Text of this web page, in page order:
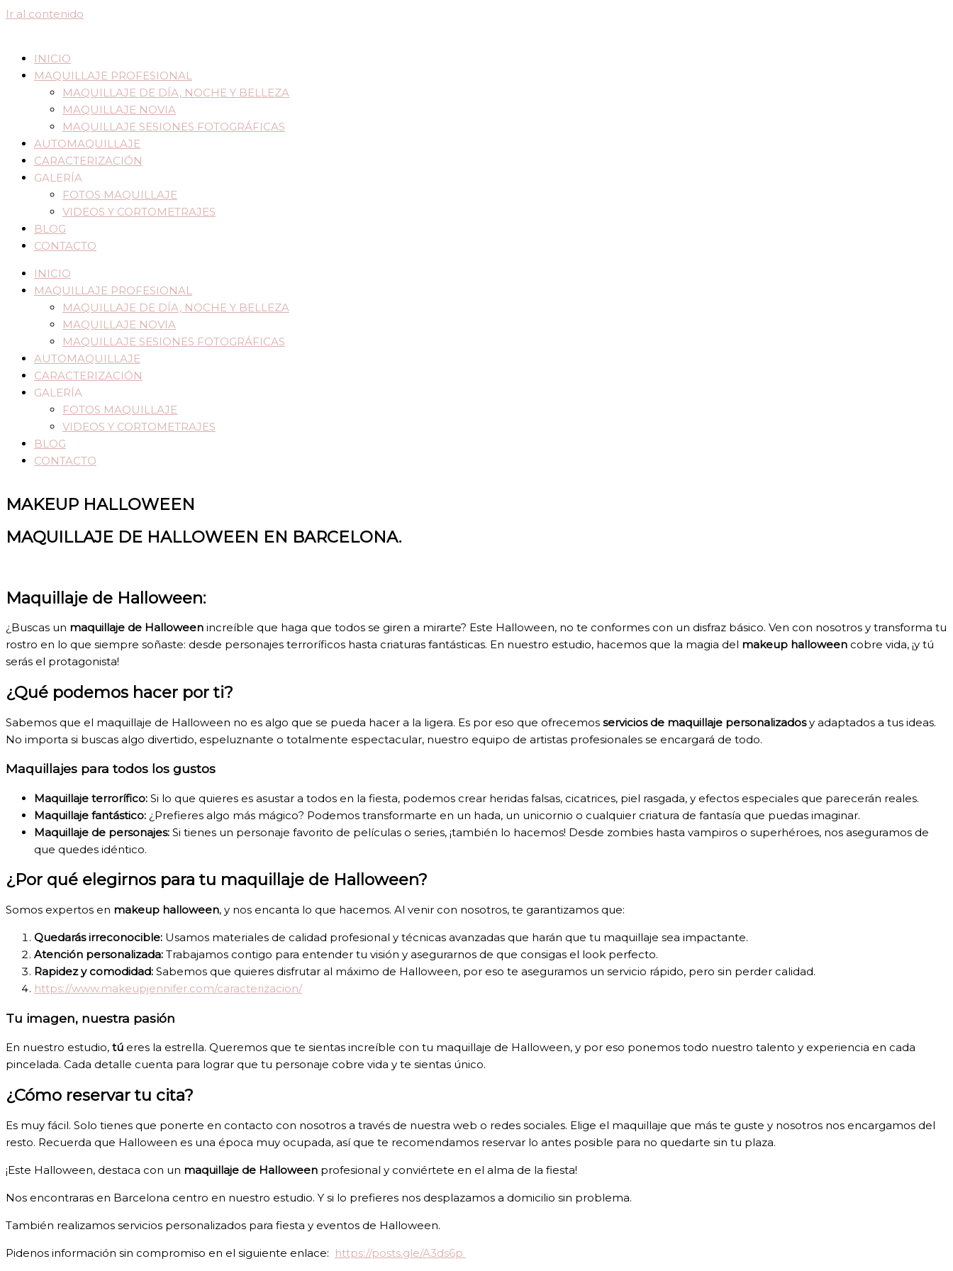
Ir al contenido
INICIO
MAQUILLAJE PROFESIONAL
MAQUILLAJE DE DÍA, NOCHE Y BELLEZA
MAQUILLAJE NOVIA
MAQUILLAJE SESIONES FOTOGRÁFICAS
AUTOMAQUILLAJE
CARACTERIZACIÓN
GALERÍA
FOTOS MAQUILLAJE
VIDEOS Y CORTOMETRAJES
BLOG
CONTACTO
INICIO
MAQUILLAJE PROFESIONAL
MAQUILLAJE DE DÍA, NOCHE Y BELLEZA
MAQUILLAJE NOVIA
MAQUILLAJE SESIONES FOTOGRÁFICAS
AUTOMAQUILLAJE
CARACTERIZACIÓN
GALERÍA
FOTOS MAQUILLAJE
VIDEOS Y CORTOMETRAJES
BLOG
CONTACTO
MAKEUP HALLOWEEN
MAQUILLAJE DE HALLOWEEN EN BARCELONA.
Maquillaje de Halloween:
¿Buscas un maquillaje de Halloween increíble que haga que todos se giren a mirarte? Este Halloween, no te conformes con un disfraz básico. Ven con nosotros y transforma tu
rostro en lo que siempre soñaste: desde personajes terroríficos hasta criaturas fantásticas. En nuestro estudio, hacemos que la magia del makeup halloween cobre vida, ¡y tú
serás el protagonista!
¿Qué podemos hacer por ti?
Sabemos que el maquillaje de Halloween no es algo que se pueda hacer a la ligera. Es por eso que ofrecemos servicios de maquillaje personalizadosy adaptados a tus ideas.
No importa si buscas algo divertido, espeluznante o totalmente espectacular, nuestro equipo de artistas profesionales se encargará de todo.
Maquillajes para todos los gustos
Maquillaje terrorífico: Si lo que quieres es asustar a todos en la fiesta, podemos crear heridas falsas, cicatrices, piel rasgada, y efectos especiales que parecerán reales.
Maquillaje fantástico: ¿Prefieres algo más mágico? Podemos transformarte en un hada, un unicornio o cualquier criatura de fantasía que puedas imaginar.
Maquillaje de personajes: Si tienes un personaje favorito de películas o series, ¡también lo hacemos! Desde zombies hasta vampiros o superhéroes, nos aseguramos de
que quedes idéntico.
¿Por qué elegirnos para tu maquillaje de Halloween?
Somos expertos en makeup halloween, y nos encanta lo que hacemos. Al venir con nosotros, te garantizamos que:
Quedarás irreconocible: Usamos materiales de calidad profesional y técnicas avanzadas que harán que tu maquillaje sea impactante.
Atención personalizada: Trabajamos contigo para entender tu visión y asegurarnos de que consigas el look perfecto.
Rapidez y comodidad: Sabemos que quieres disfrutar al máximo de Halloween, por eso te aseguramos un servicio rápido, pero sin perder calidad.
https://www.makeupjennifer.com/caracterizacion/
Tu imagen, nuestra pasión
En nuestro estudio, tú eres la estrella. Queremos que te sientas increíble con tu maquillaje de Halloween, y por eso ponemos todo nuestro talento y experiencia en cada
pincelada. Cada detalle cuenta para lograr que tu personaje cobre vida y te sientas único.
¿Cómo reservar tu cita?
Es muy fácil. Solo tienes que ponerte en contacto con nosotros a través de nuestra web o redes sociales. Elige el maquillaje que más te guste y nosotros nos encargamos del
resto. Recuerda que Halloween es una época muy ocupada, así que te recomendamos reservar lo antes posible para no quedarte sin tu plaza.
¡Este Halloween, destaca con un maquillaje de Halloween profesional y conviértete en el alma de la fiesta!
Nos encontraras en Barcelona centro en nuestro estudio. Y si lo prefieres nos desplazamos a domicilio sin problema.
También realizamos servicios personalizados para fiesta y eventos de Halloween.
Pidenos información sin compromiso en el siguiente enlace: https://posts.gle/A3ds6p